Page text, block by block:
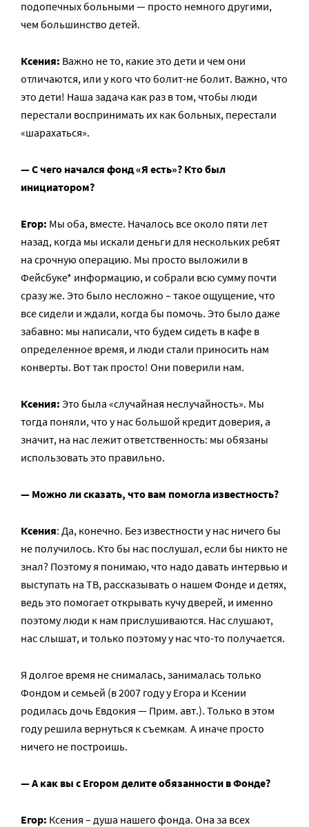
подопечных больными — просто немного другими,
чем большинство детей.
Ксения: Важно не то, какие это дети и чем они
отличаются, или у кого что болит-не болит. Важно, что
это дети! Наша задача как раз в том, чтобы люди
перестали воспринимать их как больных, перестали
«шарахаться».
— С чего начался фонд «Я есть»? Кто был
инициатором?
Егор: Мы оба, вместе. Началось все около пяти лет
назад, когда мы искали деньги для нескольких ребят
на срочную операцию. Мы просто выложили в
Фейсбуке* информацию, и собрали всю сумму почти
сразу же. Это было несложно – такое ощущение, что
все сидели и ждали, когда бы помочь. Это было даже
забавно: мы написали, что будем сидеть в кафе в
определенное время, и люди стали приносить нам
конверты. Вот так просто! Они поверили нам.
Ксения: Это была «случайная неслучайность». Мы
тогда поняли, что у нас большой кредит доверия, а
значит, на нас лежит ответственность: мы обязаны
использовать это правильно.
— Можно ли сказать, что вам помогла известность?
Ксения: Да, конечно. Без известности у нас ничего бы
не получилось. Кто бы нас послушал, если бы никто не
знал? Поэтому я понимаю, что надо давать интервью и
выступать на ТВ, рассказывать о нашем Фонде и детях,
ведь это помогает открывать кучу дверей, и именно
поэтому люди к нам прислушиваются. Нас слушают,
нас слышат, и только поэтому у нас что-то получается.
Я долгое время не снималась, занималась только
Фондом и семьей (в 2007 году у Егора и Ксении
родилась дочь Евдокия — Прим. авт.). Только в этом
году решила вернуться к съемкам. А иначе просто
ничего не построишь.
— А как вы с Егором делите обязанности в Фонде?
Егор: Ксения – душа нашего фонда. Она за всех